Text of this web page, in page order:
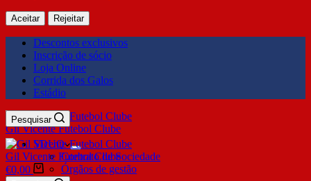
Aceitar Rejeitar
Descontos exclusivos
Inscrição de sócio
Loja Online
Corrida dos Galos
Estádio
Gil Vicente Futebol Clube
Pesquisar
SDUQ
Contrato de Sociedade
Órgãos de gestão
Gil Vicente Futebol Clube
€0,00